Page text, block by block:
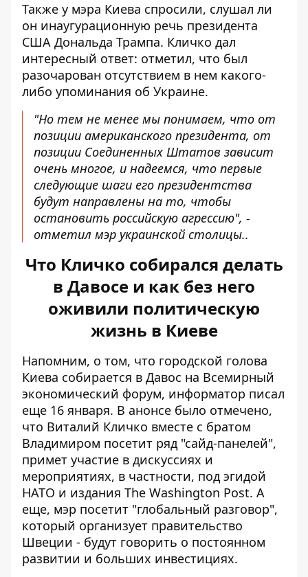
Также у мэра Киева спросили, слушал ли
он инаугурационную речь президента
США Дональда Трампа. Кличко дал
интересный ответ: отметил, что был
разочарован отсутствием в нем какого-
либо упоминания об Украине.
"Но тем не менее мы понимаем, что от
позиции американского президента, от
позиции Соединенных Штатов зависит
очень многое, и надеемся, что первые
следующие шаги его президентства
будут направлены на то, чтобы
остановить российскую агрессию", -
отметил мэр украинской столицы..
Что Кличко собирался делать
в Давосе и как без него
оживили политическую
жизнь в Киеве
Напомним, о том, что городской голова
Киева собирается в Давос на Всемирный
экономический форум, информатор писал
еще 16 января. В анонсе было отмечено,
что Виталий Кличко вместе с братом
Владимиром посетит ряд "сайд-панелей",
примет участие в дискуссиях и
мероприятиях, в частности, под эгидой
НАТО и издания The Washington Post. А
еще, мэр посетит "глобальный разговор",
который организует правительство
Швеции - будут говорить о постоянном
развитии и больших инвестициях.